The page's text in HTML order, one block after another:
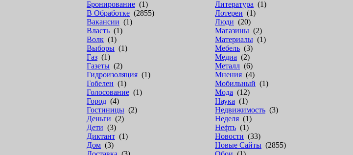
Бронирование (1)
В Обработке (2855)
Вакансии (1)
Власть (1)
Волк (1)
Выборы (1)
Газ (1)
Газеты (2)
Гидроизоляция (1)
Гобелен (1)
Голосование (1)
Город (4)
Гостиницы (2)
Деньги (2)
Дети (3)
Диктант (1)
Дом (3)
Литература (1)
Лотереи (1)
Люди (20)
Магазины (2)
Материалы (1)
Мебель (3)
Медиа (2)
Металл (6)
Мнения (4)
Мобильный (1)
Мода (12)
Наука (1)
Недвижимость (3)
Неделя (1)
Нефть (1)
Новости (33)
Новые Сайты (2855)